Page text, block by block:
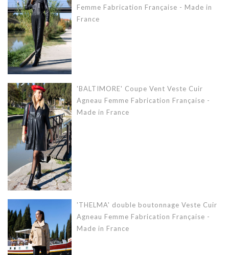
Femme Fabrication Française - Made in
France
'BALTIMORE' Coupe Vent Veste Cuir
Agneau Femme Fabrication Française -
Made in France
'THELMA' double boutonnage Veste Cuir
Agneau Femme Fabrication Française -
Made in France